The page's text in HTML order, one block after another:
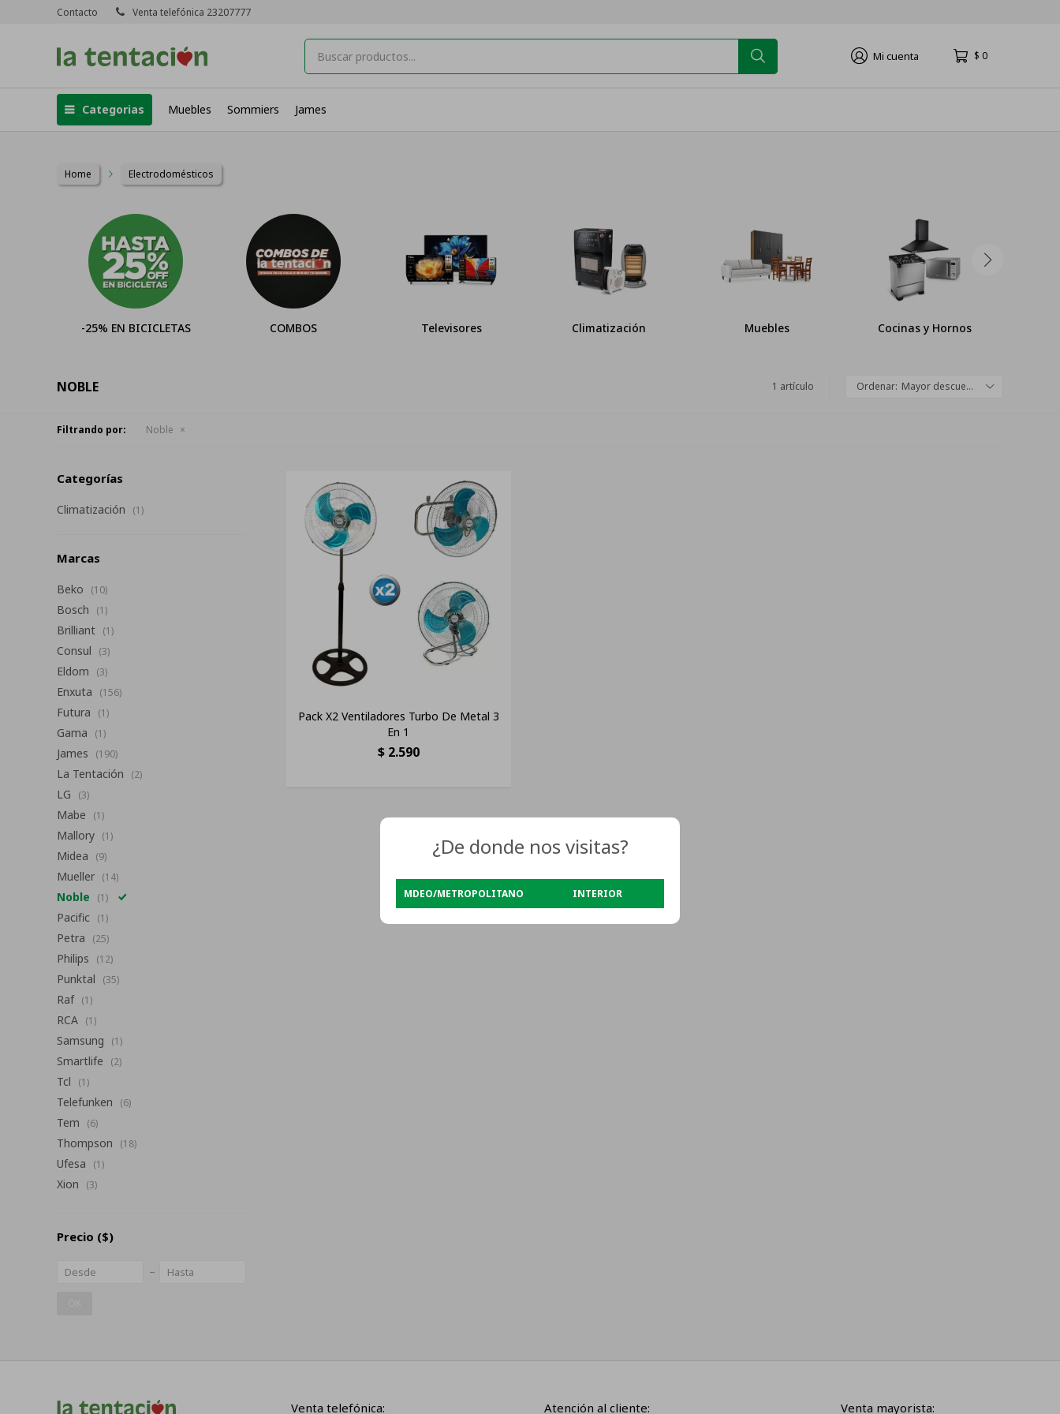
Categorias Muebles Sommiers James
$ 0
Contacto Venta telefónica 23207777
Home Electrodomésticos
-25% EN BICICLETAS COMBOS Televisores Climatización Muebles Cocinas y Hornos
NOBLE 1 artículo Mayor descuento
Filtrando por: Noble
Pack X2 Ventiladores Turbo De Metal 3
En 1
$ 2.590
Categorías
Climatización (1)
Marcas
Beko (10)
Bosch (1)
Brilliant (1)
Consul (3)
Eldom (3)
Enxuta (156)
Futura (1)
Gama (1)
James (190)
La Tentación (2)
LG (3)
Mabe (1)
Mallory (1)
Midea (9)
Mueller (14)
Noble (1)
Pacific (1)
Petra (25)
Philips (12)
Punktal (35)
Raf (1)
RCA (1)
Samsung (1)
Smartlife (2)
Tcl (1)
Telefunken (6)
Tem (6)
Thompson (18)
Ufesa (1)
Xion (3)
Precio ($)
Venta telefónica: Atención al cliente: Venta mayorista:
¿De donde nos visitas?
MDEO/METROPOLITANO INTERIOR